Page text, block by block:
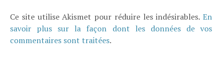
Ce site utilise Akismet pour réduire les indésirables. En
savoir plus sur la façon dont les données de vos
commentaires sont traitées.